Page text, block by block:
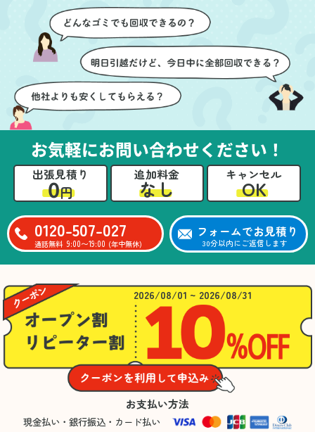
お気軽にお問い合わせください！
出張見積り
0円
追加料金
なし
キャンセル
OK
0120-507-027
通話無料 9:00〜19:00 (年中無休)
フォームでお見積り
30分以内にご返信します
2026/08/01 ~ 2026/08/31
お支払い方法
現金払い・銀行振込・カード払い